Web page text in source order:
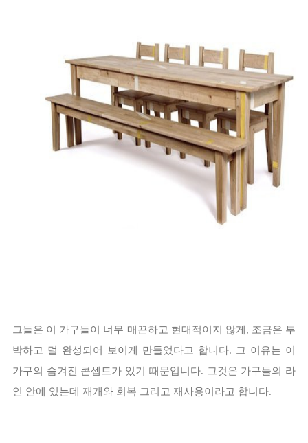
그들은 이 가구들이 너무 매끈하고 현대적이지 않게, 조금은 투
박하고 덜 완성되어 보이게 만들었다고 합니다. 그 이유는 이
가구의 숨겨진 콘셉트가 있기 때문입니다. 그것은 가구들의 라
인 안에 있는데 재개와 회복 그리고 재사용이라고 합니다.